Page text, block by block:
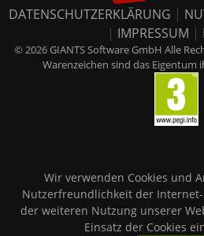
DATENSCHUTZERKLÄRUNG |
| IMPRESSUM |
© 2026 GIANTS Software GmbH Alle
Warenzeichen sind das Eigentum
Wir verwenden Cookies und
Nutzerfreundlichkeit der
der weiteren Nutzung unserer
Einsatz der Cookies